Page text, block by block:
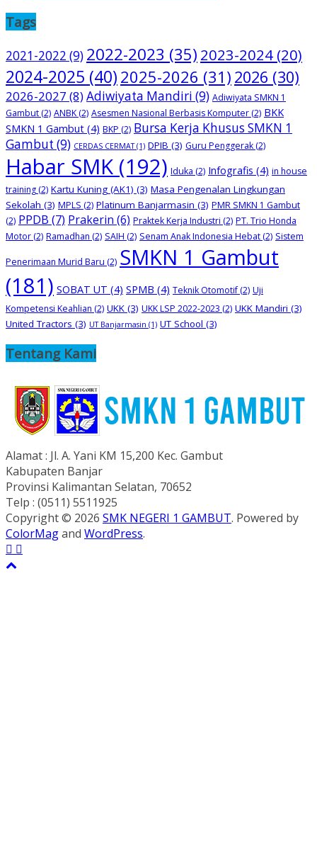
Tags
2021-2022 (9) 2022-2023 (35) 2023-2024 (20)
2024-2025 (40) 2025-2026 (31) 2026 (30)
2026-2027 (8)Adiwiyata Mandiri (9) Adiwiyata SMKN 1
Gambut (2) ANBK (2) Asesmen Nasional Berbasis Komputer (2) BKK
SMKN 1 Gambut (4) BKP (2) Bursa Kerja Khusus SMKN 1
Gambut (9) CERDAS CERMAT(1) DPIB (3) Guru Penggerak (2)
Habar SMK (192) Iduka (2) Infografis (4) in house
training (2) Kartu Kuning (AK1) (3) Masa Pengenalan Lingkungan
Sekolah (3) MPLS (2) Platinum Banjarmasin (3) PMR SMKN 1 Gambut
(2) PPDB (7) Prakerin (6) Praktek Kerja Industri (2) PT. Trio Honda
Motor (2) Ramadhan (2) SAIH (2) Senam Anak Indonesia Hebat (2) Sistem
Penerimaan Murid Baru (2) SMKN 1 Gambut
(181) SOBAT UT (4) SPMB (4) Teknik Otomotif(2) Uji
Kompetensi Keahlian (2) UKK (3) UKK LSP 2022-2023 (2) UKK Mandiri (3)
United Tractors (3) UT Banjarmasin (1) UT School (3)
Tentang Kami
Alamat : Jl. A. Yani KM 15,200 Kec. Gambut
Kabupaten Banjar
Provinsi Kalimantan Selatan, 70652
Telp : (0511) 5511925
Copyright © 2026 SMK NEGERI 1 GAMBUT. Powered by
ColorMagand WordPress.